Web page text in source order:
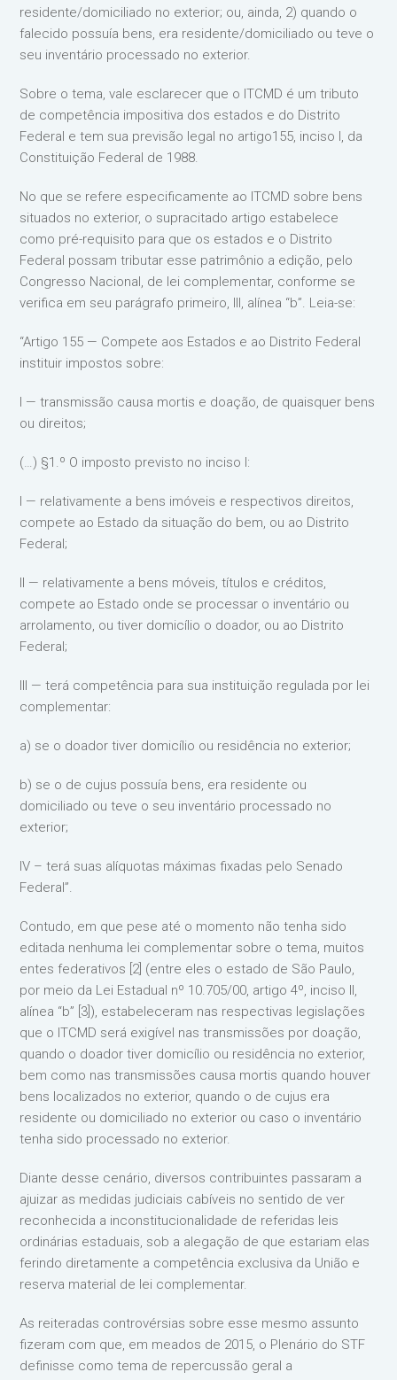
residente/domiciliado no exterior; ou, ainda, 2) quando o
falecido possuía bens, era residente/domiciliado ou teve o
seu inventário processado no exterior.
Sobre o tema, vale esclarecer que o ITCMD é um tributo
de competência impositiva dos estados e do Distrito
Federal e tem sua previsão legal no artigo155, inciso I, da
Constituição Federal de 1988.
No que se refere especificamente ao ITCMD sobre bens
situados no exterior, o supracitado artigo estabelece
como pré-requisito para que os estados e o Distrito
Federal possam tributar esse patrimônio a edição, pelo
Congresso Nacional, de lei complementar, conforme se
verifica em seu parágrafo primeiro, III, alínea “b”. Leia-se:
“Artigo 155 — Compete aos Estados e ao Distrito Federal
instituir impostos sobre:
I — transmissão causa mortis e doação, de quaisquer bens
ou direitos;
(…) §1.º O imposto previsto no inciso I:
I — relativamente a bens imóveis e respectivos direitos,
compete ao Estado da situação do bem, ou ao Distrito
Federal;
II — relativamente a bens móveis, títulos e créditos,
compete ao Estado onde se processar o inventário ou
arrolamento, ou tiver domicílio o doador, ou ao Distrito
Federal;
III — terá competência para sua instituição regulada por lei
complementar:
a) se o doador tiver domicílio ou residência no exterior;
b) se o de cujus possuía bens, era residente ou
domiciliado ou teve o seu inventário processado no
exterior;
IV – terá suas alíquotas máximas fixadas pelo Senado
Federal”.
Contudo, em que pese até o momento não tenha sido
editada nenhuma lei complementar sobre o tema, muitos
entes federativos [2] (entre eles o estado de São Paulo,
por meio da Lei Estadual nº 10.705/00, artigo 4º, inciso II,
alínea “b” [3]), estabeleceram nas respectivas legislações
que o ITCMD será exigível nas transmissões por doação,
quando o doador tiver domicílio ou residência no exterior,
bem como nas transmissões causa mortis quando houver
bens localizados no exterior, quando o de cujus era
residente ou domiciliado no exterior ou caso o inventário
tenha sido processado no exterior.
Diante desse cenário, diversos contribuintes passaram a
ajuizar as medidas judiciais cabíveis no sentido de ver
reconhecida a inconstitucionalidade de referidas leis
ordinárias estaduais, sob a alegação de que estariam elas
ferindo diretamente a competência exclusiva da União e
reserva material de lei complementar.
As reiteradas controvérsias sobre esse mesmo assunto
fizeram com que, em meados de 2015, o Plenário do STF
definisse como tema de repercussão geral a